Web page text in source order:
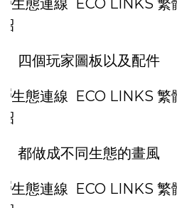
四個玩家圖板以及配件
都做成不同生態的畫風